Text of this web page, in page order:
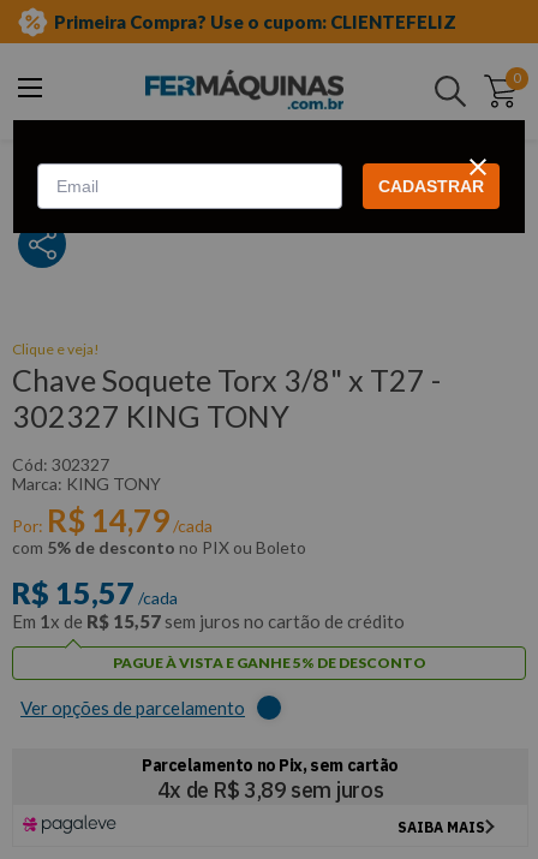
Primeira Compra? Use o cupom: CLIENTEFELIZ
0
Buscar
soquete tipo tork
Clique e veja!
Chave Soquete Torx 3/8" x T27 -
302327 KING TONY
: 302327
KING TONY
Por: R$ 14,79/cada
com 5% de desconto no PIX ou Boleto
R$ 15,57 /cada
Em 1x de R$ 15,57 sem juros no cartão de crédito
PAGUE À VISTA E GANHE 5% DE DESCONTO
Ver opções de parcelamento